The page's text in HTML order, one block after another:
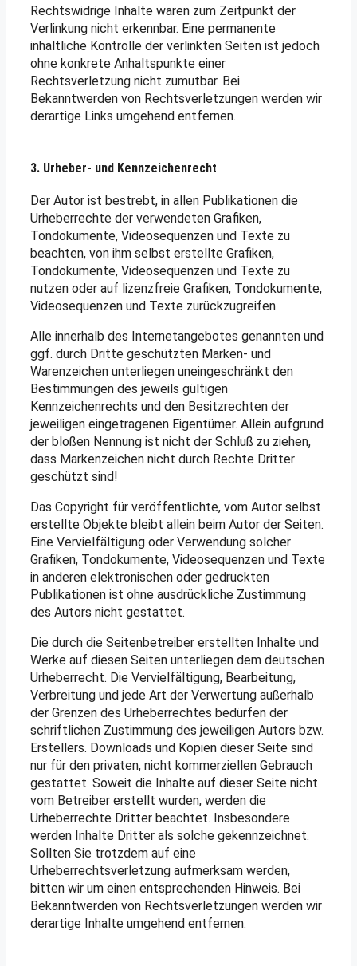
Rechtswidrige Inhalte waren zum Zeitpunkt der
Verlinkung nicht erkennbar. Eine permanente
inhaltliche Kontrolle der verlinkten Seiten ist jedoch
ohne konkrete Anhaltspunkte einer
Rechtsverletzung nicht zumutbar. Bei
Bekanntwerden von Rechtsverletzungen werden wir
derartige Links umgehend entfernen.
3. Urheber- und Kennzeichenrecht
Der Autor ist bestrebt, in allen Publikationen die
Urheberrechte der verwendeten Grafiken,
Tondokumente, Videosequenzen und Texte zu
beachten, von ihm selbst erstellte Grafiken,
Tondokumente, Videosequenzen und Texte zu
nutzen oder auf lizenzfreie Grafiken, Tondokumente,
Videosequenzen und Texte zurückzugreifen.
Alle innerhalb des Internetangebotes genannten und
ggf. durch Dritte geschützten Marken- und
Warenzeichen unterliegen uneingeschränkt den
Bestimmungen des jeweils gültigen
Kennzeichenrechts und den Besitzrechten der
jeweiligen eingetragenen Eigentümer. Allein aufgrund
der bloßen Nennung ist nicht der Schluß zu ziehen,
dass Markenzeichen nicht durch Rechte Dritter
geschützt sind!
Das Copyright für veröffentlichte, vom Autor selbst
erstellte Objekte bleibt allein beim Autor der Seiten.
Eine Vervielfältigung oder Verwendung solcher
Grafiken, Tondokumente, Videosequenzen und Texte
in anderen elektronischen oder gedruckten
Publikationen ist ohne ausdrückliche Zustimmung
des Autors nicht gestattet.
Die durch die Seitenbetreiber erstellten Inhalte und
Werke auf diesen Seiten unterliegen dem deutschen
Urheberrecht. Die Vervielfältigung, Bearbeitung,
Verbreitung und jede Art der Verwertung außerhalb
der Grenzen des Urheberrechtes bedürfen der
schriftlichen Zustimmung des jeweiligen Autors bzw.
Erstellers. Downloads und Kopien dieser Seite sind
nur für den privaten, nicht kommerziellen Gebrauch
gestattet. Soweit die Inhalte auf dieser Seite nicht
vom Betreiber erstellt wurden, werden die
Urheberrechte Dritter beachtet. Insbesondere
werden Inhalte Dritter als solche gekennzeichnet.
Sollten Sie trotzdem auf eine
Urheberrechtsverletzung aufmerksam werden,
bitten wir um einen entsprechenden Hinweis. Bei
Bekanntwerden von Rechtsverletzungen werden wir
derartige Inhalte umgehend entfernen.